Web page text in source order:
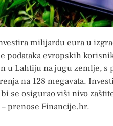
milijardu eura u
podataka evropskih
u Lahtiju na jugu zemlje, s
na 128 megavata.
se osigurao viši nivo
prenose Financije.hr.